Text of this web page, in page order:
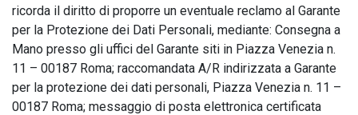
ricorda il diritto di proporre un eventuale reclamo al Garante
per la Protezione dei Dati Personali, mediante: Consegna a
Mano presso gli uffici del Garante siti in Piazza Venezia n.
11 – 00187 Roma; raccomandata A/R indirizzata a Garante
per la protezione dei dati personali, Piazza Venezia n. 11 –
00187 Roma; messaggio di posta elettronica certificata